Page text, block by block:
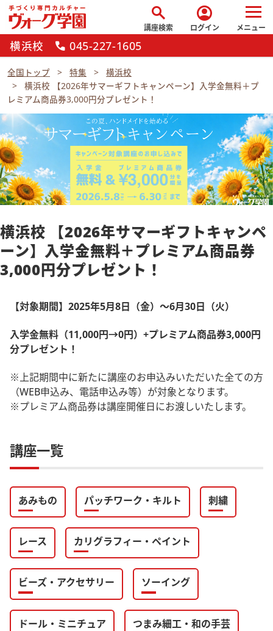
search
講座検索
account_circle
ログイン メニュー
横浜校 call 045-227-1605
全国トップ 特集
横浜校
横浜校 【2026年サマーギフトキャンペーン】入学金無料＋プ
レミアム商品券3,000円分プレゼント！
横浜校 【2026年サマーギフトキャンペ
ーン】入学金無料＋プレミアム商品券
3,000円分プレゼント！
【対象期間】2025年5月8日（金）～6月30日（火）
入学金無料（11,000円→0円）+プレミアム商品券3,000円
分プレゼント！
※上記期間中に新たに講座のお申込みいただいた全ての方
（WEB申込み、電話申込み等）が対象となります。
※プレミアム商品券は講座開催日にお渡しいたします。
講座一覧
あみもの パッチワーク・キルト 刺繍
レース カリグラフィー・ペイント
ビーズ・アクセサリー ソーイング
ドール・ミニチュア つまみ細工・和の手芸